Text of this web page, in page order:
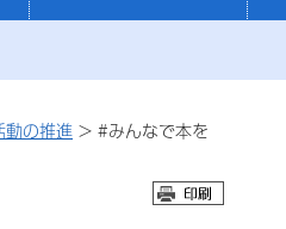
動の推進 > #みんなで本を